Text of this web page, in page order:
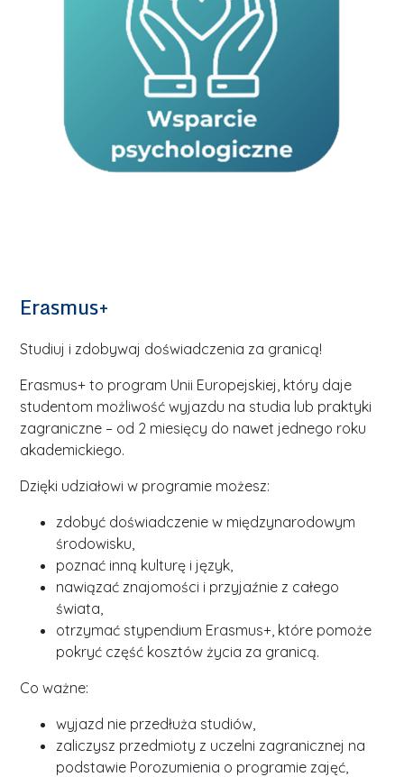
Erasmus+
Studiuj i zdobywaj doświadczenia za granicą!
Erasmus+ to program Unii Europejskiej, który daje
studentom możliwość wyjazdu na studia lub praktyki
zagraniczne – od 2 miesięcy do nawet jednego roku
akademickiego.
Dzięki udziałowi w programie możesz:
zdobyć doświadczenie w międzynarodowym
środowisku,
poznać inną kulturę i język,
nawiązać znajomości i przyjaźnie z całego
świata,
otrzymać stypendium Erasmus+, które pomoże
pokryć część kosztów życia za granicą.
Co ważne:
wyjazd nie przedłuża studiów,
zaliczysz przedmioty z uczelni zagranicznej na
podstawie Porozumienia o programie zajęć,